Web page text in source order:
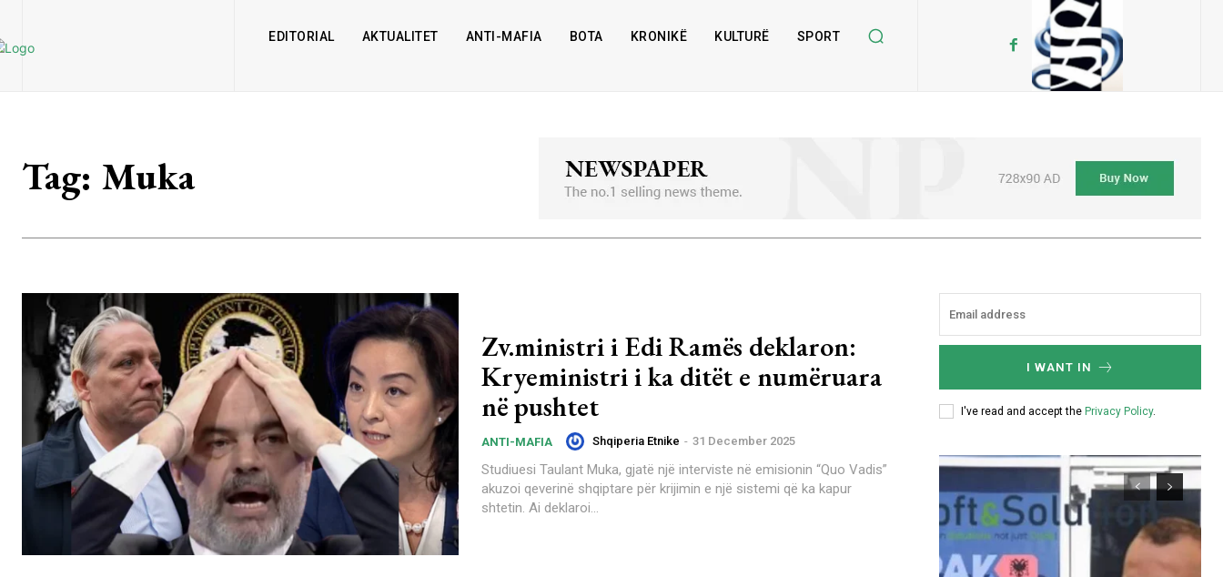
EDITORIAL AKTUALITET ANTI-MAFIA BOTA KRONIKË KULTURË SPORT
Tag: Muka
Zv.ministri i Edi Ramës deklaron:
Kryeministri i ka ditët e numëruara
në pushtet
ANTI-MAFIA Shqiperia Etnike - 31 December 2025
Studiuesi Taulant Muka, gjatë një interviste në emisionin “Quo Vadis”
akuzoi qeverinë shqiptare për krijimin e një sistemi që ka kapur
shtetin. Ai deklaroi...
I WANT IN
I've read and accept the Privacy Policy.